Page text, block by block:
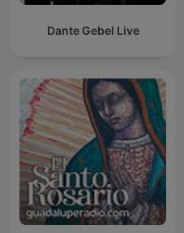
Dante Gebel Live